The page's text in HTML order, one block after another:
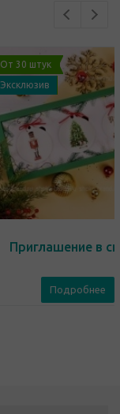
От 30 штук
Эксклюзив
Приглашение в
Подробнее